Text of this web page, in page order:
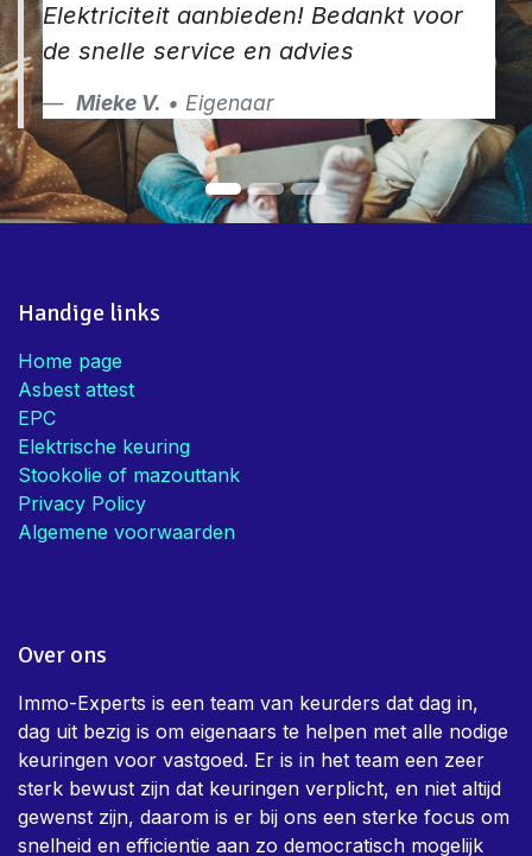
Elektriciteit aanbieden! Bedankt voor
de snelle service en advies
Mieke V. • Eigenaar
Handige links
Home page
Asbest attest
EPC
Elektrische keuring
Stookolie of mazouttank
Privacy Policy
Algemene voorwaarden
Over ons
Immo-Experts is een team van keurders dat dag in,
dag uit bezig is om eigenaars te helpen met alle nodige
keuringen voor vastgoed. Er is in het team een zeer
sterk bewust zijn dat keuringen verplicht, en niet altijd
gewenst zijn, daarom is er bij ons een sterke focus om
snelheid en efficientie aan zo democratisch mogelijk